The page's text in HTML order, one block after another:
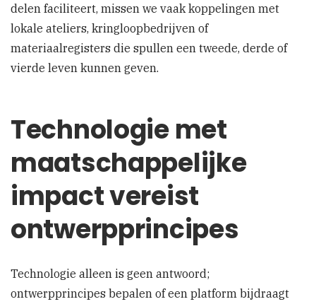
delen faciliteert, missen we vaak koppelingen met
lokale ateliers, kringloopbedrijven of
materiaalregisters die spullen een tweede, derde of
vierde leven kunnen geven.
Technologie met
maatschappelijke
impact vereist
ontwerpprincipes
Technologie alleen is geen antwoord;
ontwerpprincipes bepalen of een platform bijdraagt